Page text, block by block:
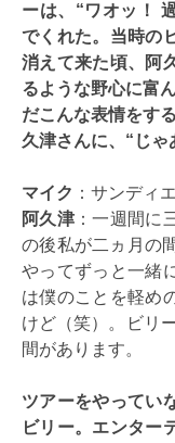
ーは、“ワオッ！
でくれた。当時の
消えて来た頃、阿
るような野心に富
だこんな表情をす
久津さんに、“じゃ
マイク ：サンディ
阿久津 ：一週間に
の後私が二ヵ月の
やってずっと一緒
は僕のことを軽め
けど（笑）。ビリ
間があります。
ツアーをやってい
ビリー。エンター